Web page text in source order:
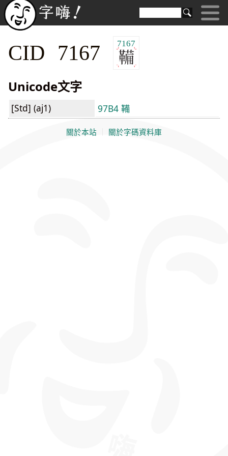
CID 7167 7167
Unicode文字
[Std] (aj1) 97B4 鞴
關於本站 關於字碼資料庫